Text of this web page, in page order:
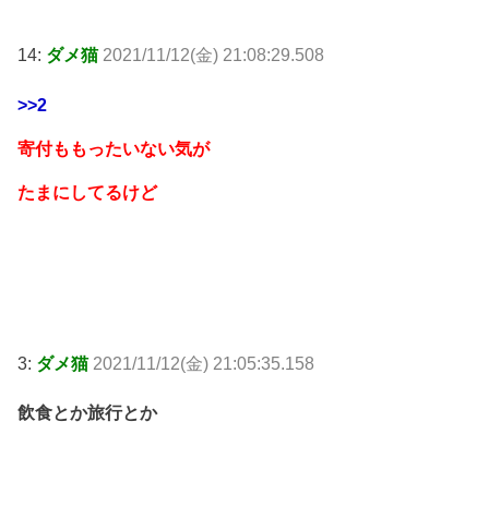
14: ダメ猫 2021/11/12(金) 21:08:29.508
>>2
寄付ももったいない気が
たまにしてるけど
3: ダメ猫 2021/11/12(金) 21:05:35.158
飲食とか旅行とか